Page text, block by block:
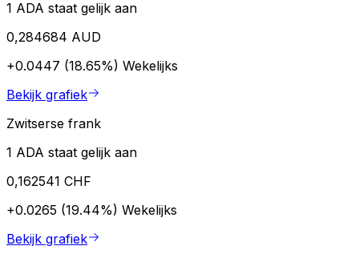
1 ADA staat gelijk aan
0,284684 AUD
+0.0447 (18.65%) Wekelijks
Bekijk grafiek
Zwitserse frank
1 ADA staat gelijk aan
0,162541 CHF
+0.0265 (19.44%) Wekelijks
Bekijk grafiek